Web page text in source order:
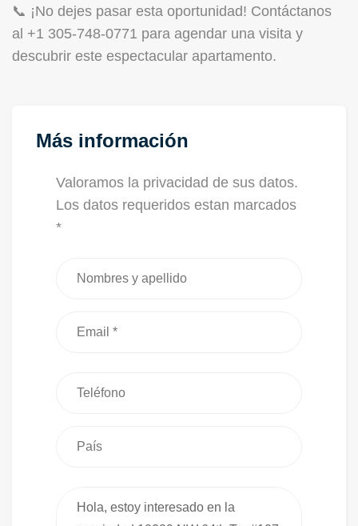
📞 ¡No dejes pasar esta oportunidad! Contáctanos
al +1 305-748-0771 para agendar una visita y
descubrir este espectacular apartamento.
Más información
Valoramos la privacidad de sus datos.
Los datos requeridos estan marcados
*